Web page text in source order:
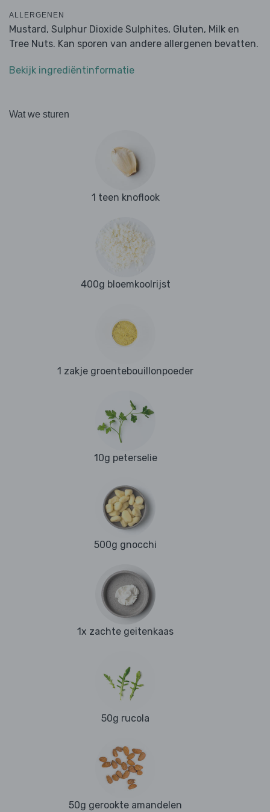
ALLERGENEN
Mustard, Sulphur Dioxide Sulphites, Gluten, Milk en
Tree Nuts. Kan sporen van andere allergenen bevatten.
Bekijk ingrediëntinformatie
Wat we sturen
1 teen knoflook
400g bloemkoolrijst
1 zakje groentebouillonpoeder
10g peterselie
500g gnocchi
1x zachte geitenkaas
50g rucola
50g gerookte amandelen